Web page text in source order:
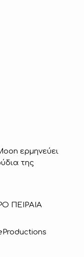
ερμηνεύει
της
ΠΕΙΡΑΙΑ